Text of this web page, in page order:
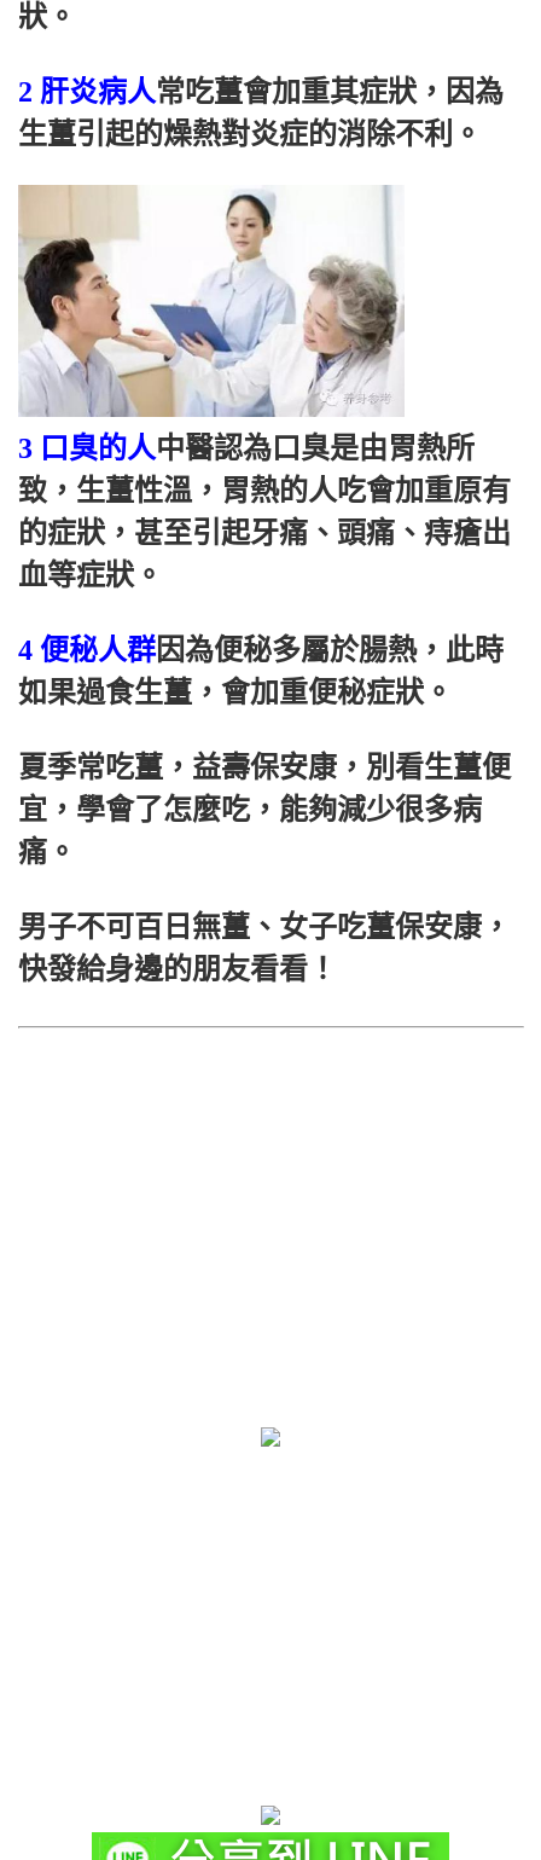
狀。
2 肝炎病人常吃薑會加重其症狀，因為
生薑引起的燥熱對炎症的消除不利。
3 口臭的人中醫認為口臭是由胃熱所
致，生薑性溫，胃熱的人吃會加重原有
的症狀，甚至引起牙痛、頭痛、痔瘡出
血等症狀。
4 便秘人群因為便秘多屬於腸熱，此時
如果過食生薑，會加重便秘症狀。
夏季常吃薑，益壽保安康，別看生薑便
宜，學會了怎麼吃，能夠減少很多病
痛。
男子不可百日無薑、女子吃薑保安康，
快發給身邊的朋友看看！